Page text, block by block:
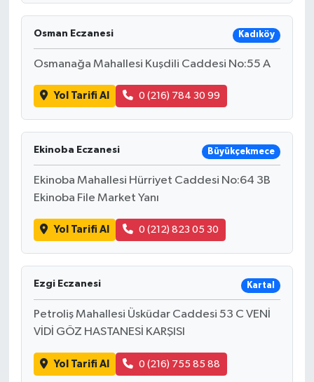
Osman Eczanesi Kadıköy
Osmanağa Mahallesi Kuşdili Caddesi No:55 A
Yol Tarifi Al 0 (216) 784 30 99
Ekinoba Eczanesi Büyükçekmece
Ekinoba Mahallesi Hürriyet Caddesi No:64 3B
Ekinoba File Market Yanı
Yol Tarifi Al 0 (212) 823 05 30
Ezgi Eczanesi Kartal
Petroliş Mahallesi Üsküdar Caddesi 53 C VENİ
VİDİ GÖZ HASTANESİ KARŞISI
Yol Tarifi Al 0 (216) 755 85 88
Pazarlar
Resmi İlan
Rüya Tabirleri
Şaphane
Spor
Tavşanlı